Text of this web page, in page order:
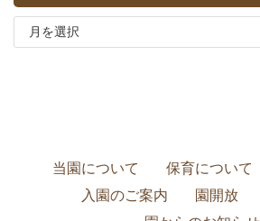
当園について 保育について
入園のご案内
園開放